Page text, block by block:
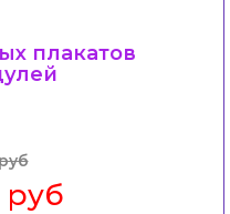
плакатов
руб